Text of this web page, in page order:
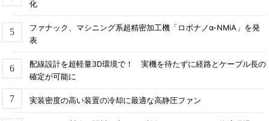
化
ファナック、マシニング系超精密加工機「ロボナノα-NMiA」を発
表
配線設計を超軽量3D環境で！ 実機を待たずに経路とケーブル長の
確定が可能に
実装密度の高い装置の冷却に最適な高静圧ファン